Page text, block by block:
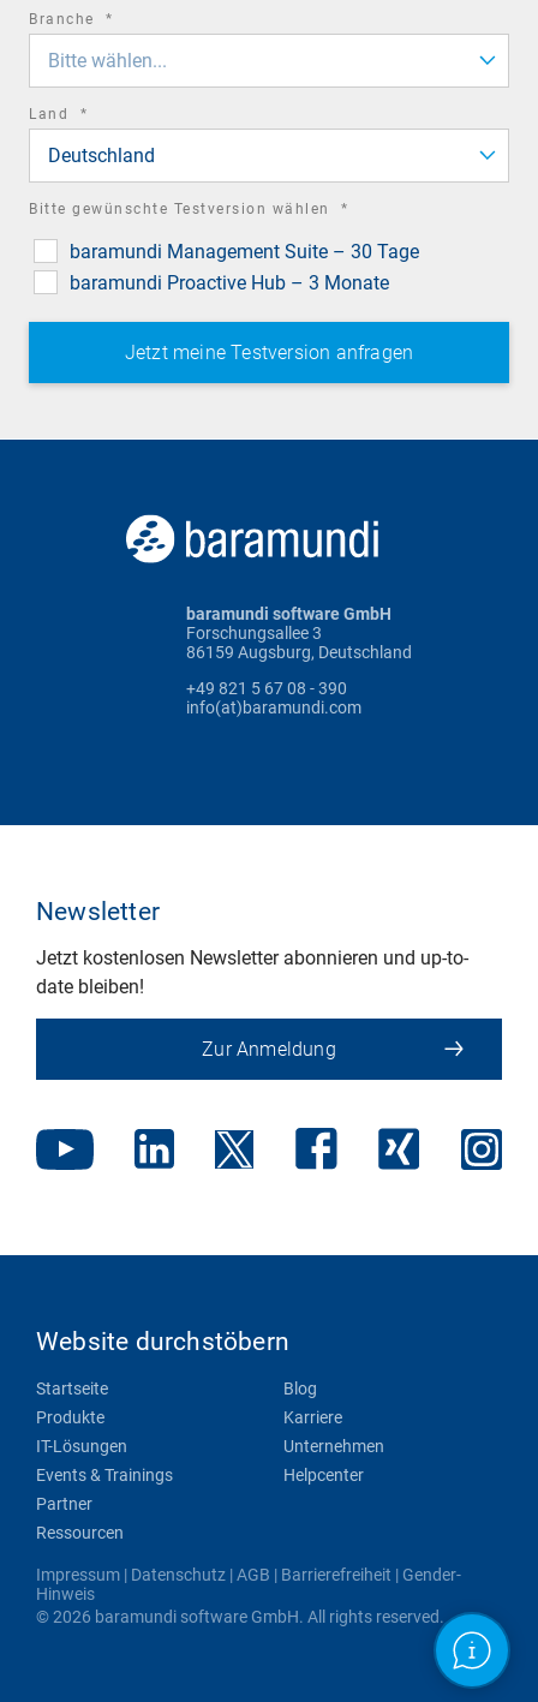
Branche *
Bitte wählen...
Land *
Deutschland
Bitte gewünschte Testversion wählen *
baramundi Management Suite – 30 Tage
baramundi Proactive Hub – 3 Monate
baramundi software GmbH
Forschungsallee 3
86159 Augsburg, Deutschland
+49 821 5 67 08 - 390
info(at)baramundi.com
Newsletter
Jetzt kostenlosen Newsletter abonnieren und up-to-
date bleiben!
Zur Anmeldung
Website durchstöbern
Startseite
Produkte
IT-Lösungen
Events & Trainings
Partner
Ressourcen
Blog
Karriere
Unternehmen
Helpcenter
Impressum | Datenschutz |AGB | Barrierefreiheit | Gender-
Hinweis
© 2026 baramundi software GmbH. All rights reserved.